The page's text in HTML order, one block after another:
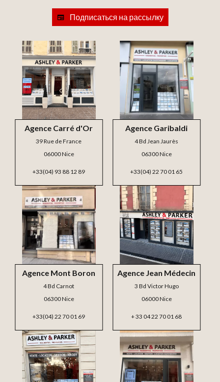
Подписаться на рассылку
Agence Jean Médecin
3 Bd Victor Hugo
06000 Nice
+ 33 04 22 70 01 68
Agence Carré d'Or
39 Rue de France
06000 Nice
+33(04) 93 88 12 89
Agence Garibaldi
4 Bd Jean Jaurès
06300 Nice
+33(04) 22 70 01 65
Agence Mont Boron
4 Bd Carnot
06300 Nice
+33(04) 22 70 01 69